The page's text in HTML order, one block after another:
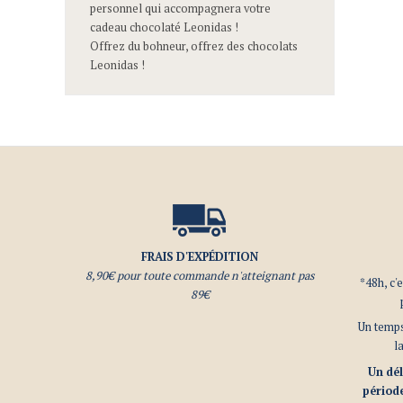
personnel qui accompagnera votre
cadeau chocolaté Leonidas !
Offrez du bohneur, offrez des chocolats
Leonidas !
FRAIS D'EXPÉDITION
8,90€ pour toute commande n'atteignant pas
89€
*48h,
Un
Un